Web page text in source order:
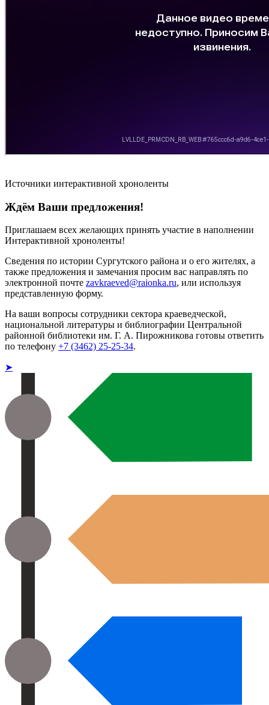
Источники интерактивной хроноленты
Ждём Ваши предложения!
Приглашаем всех желающих принять участие в наполнении
Интерактивной хроноленты!
Сведения по истории Сургутского района и о его жителях, а
также предложения и замечания просим вас направлять по
электронной почте zavkraeved@raionka.ru, или используя
представленную форму.
На ваши вопросы сотрудники сектора краеведческой,
национальной литературы и библиографии Центральной
районной библиотеки им. Г. А. Пирожникова готовы ответить
по телефону +7 (3462) 25-25-34.
➤